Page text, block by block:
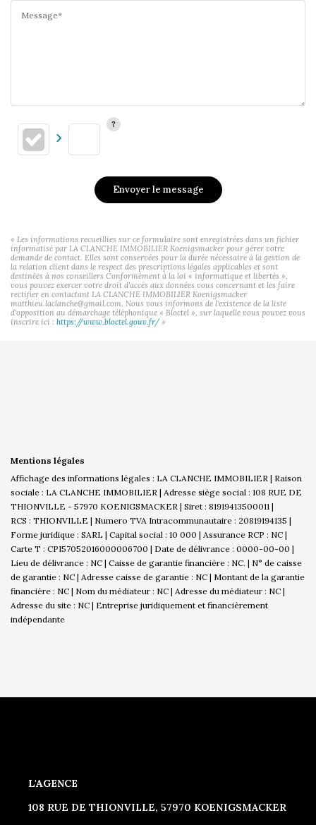
Message*
Envoyer le message
« Les informations recueillies sur ce formulaire sont enregistrées dans un fichier
informatisé par LA CLANCHE IMMOBILIER Koenigsmacker pour gérer votre
demande de contact. Elles sont conservées pour la durée nécessaire à la gestion de
la relation client dans le respect des prescriptions légales applicables et sont
destinées à nos conseillers Conformément à la loi « informatique et libertés »,
vous pouvez exercer votre droit d'accès aux données vous concernant et les faire
rectifier en contactant LA CLANCHE IMMOBILIER Koenigsmacker
matthieu.laclanche@gmail.com. Nous vous informons de l'existence de la liste
d'opposition au démarchage téléphonique « Bloctel », sur laquelle vous pouvez vous
inscrire ici : https://www.bloctel.gouv.fr/»
Mentions légales
Affichage des informations légales : LA CLANCHE IMMOBILIER | Raison
sociale : LA CLANCHE IMMOBILIER | Adresse siège social : 108 RUE DE
THIONVILLE - 57970 KOENIGSMACKER | Siret : 81919413500011 |
RCS : THIONVILLE | Numero TVA Intracommunautaire : 20819194135 |
Forme juridique : SARL | Capital social : 10 000 | Assurance RCP : NC |
Carte T : CPI57052016000006700 | Date de délivrance : 0000-00-00 |
Lieu de délivrance : NC | Caisse de garantie financière : NC. | N° de caisse
de garantie : NC | Adresse caisse de garantie : NC | Montant de la garantie
financière : NC | Nom du médiateur : NC | Adresse du médiateur : NC |
Adresse du site : NC | Entreprise juridiquement et financièrement
indépendante
L'AGENCE
108 RUE DE THIONVILLE, 57970 KOENIGSMACKER